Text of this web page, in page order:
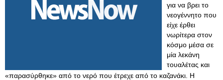
για να βρει το
νεογέννητο που
είχε έρθει
νωρίτερα στον
κόσμο μέσα σε
μία λεκάνη
τουαλέτας και
«παρασύρθηκε» από το νερό που έτρεχε από το καζανάκι. Η